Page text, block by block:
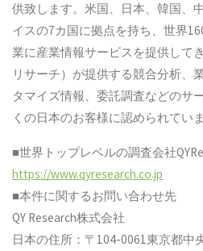
供致します。米国、日本、韓国、
イスの7カ国に拠点を持ち、世界
業に産業情報サービスを提供して
リサーチ）が提供する競合分析、
タマイズ情報、委託調査などのサ
くの日本のお客様に認められていま
■世界トップレベルの調査会社
https://www.qyresearch.co.jp
■本件に関するお問い合わせ先
QY Research株式会社
日本の住所：〒104-0061東京都中